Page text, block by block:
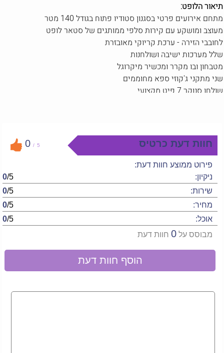
תיאור הלופט:
מתחם אירועים פרטי בסגנון סטודיו פתוח בגודל 140 מטר
מעוצב ומושקע עם קירות סלפי ממותגים של סטאר לופט
לחובבי הזירה - ערכת קריוקי מאובזרת
שלל מערכות ישיבה ושולחנות
מטבחון ובו מקרר ומכשיר מיקרוגל
שני מתקני ג'קוזי ספא מחוממים
שולחן סנוקר 7 פיט מקצועי
חדר רחצה נקי
כדאי לדעת:
ניתן לקבל תוספת שולחנות וכיסאות לאירוע גדול
יש מקום לעשות על האש
חניה ללא הגבלה ברחוב
אינטרנט אלחוטי WI-FI
נגיש לנכים
ניתן להזמין בתוספת תשלום:
עיצוב פרחים ייחודי
פינות מולטימדיה
חוות דעת כרטיס 0 / 5
פירוט ממוצע חוות דעת:
ניקיון:
0/5
שירות:
0/5
מחיר:
0/5
אוכל:
0/5
מבוסס על 0 חוות דעת